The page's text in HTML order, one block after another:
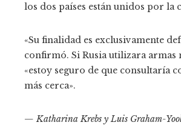
los dos países están unidos por la
«Su finalidad es exclusivamente
confirmó. Si Rusia utilizara armas
«estoy seguro de que consultaría
más cerca».
— Katharina Krebs y Luis Graham-